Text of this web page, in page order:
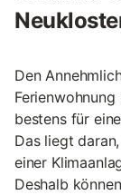
Den
bestens für
Das liegt
einer
Deshalb